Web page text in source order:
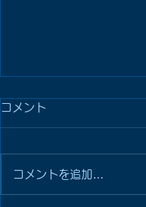
コメント
コメントを追加…